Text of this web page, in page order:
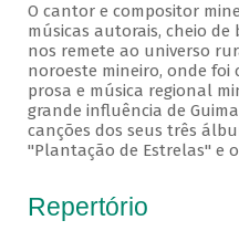
O cantor e compositor
músicas autorais, cheio de
nos remete ao universo
noroeste mineiro, onde foi
prosa e música regional
grande influência de
canções dos seus três
"Plantação de Estrelas" e
Repertório